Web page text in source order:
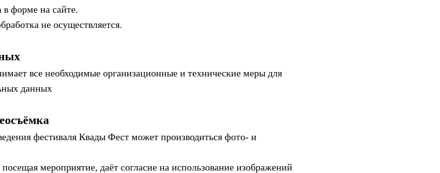
форме на сайте.
не осуществляется.
все необходимые организационные и технические меры для
данных
фестиваля Квады Фест может производиться фото- и
посещая мероприятие, даёт согласие на использование изображений